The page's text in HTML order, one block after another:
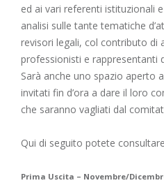
ed ai vari referenti istituzionali
analisi sulle tante tematiche
revisori legali, col contributo di
professionisti e rappresentanti
Sarà anche uno spazio aperto
invitati fin d’ora a dare il loro
che saranno vagliati dal
Qui di seguito potete
Prima Uscita – Novembre/